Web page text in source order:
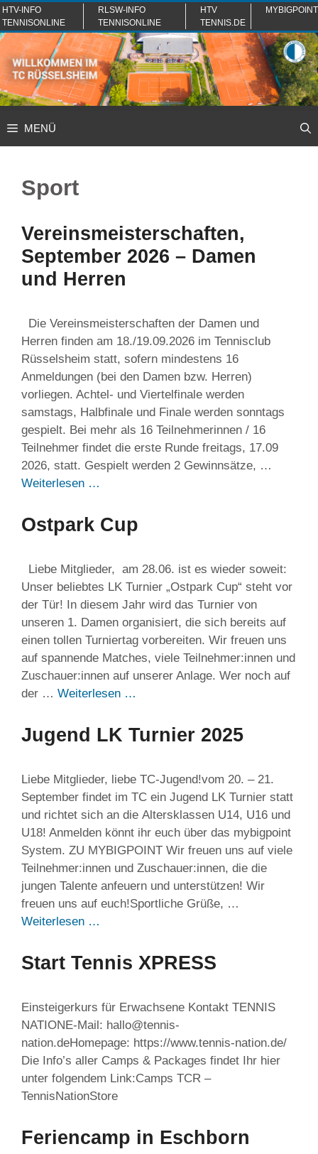
Zum
Inhalt
springen
HTV-INFO
TENNISONLINE
RLSW-INFO
TENNISONLINE
HTV
TENNIS.DE
MYBIGPOINT
MENÜ
Sport
Vereinsmeisterschaften,
September 2026 – Damen
und Herren
Die Vereinsmeisterschaften der Damen und
Herren finden am 18./19.09.2026 im Tennisclub
Rüsselsheim statt, sofern mindestens 16
Anmeldungen (bei den Damen bzw. Herren)
vorliegen. Achtel- und Viertelfinale werden
samstags, Halbfinale und Finale werden sonntags
gespielt. Bei mehr als 16 Teilnehmerinnen / 16
Teilnehmer findet die erste Runde freitags, 17.09
2026, statt. Gespielt werden 2 Gewinnsätze, …
Weiterlesen …
Ostpark Cup
Liebe Mitglieder, am 28.06. ist es wieder soweit:
Unser beliebtes LK Turnier „Ostpark Cup“ steht vor
der Tür! In diesem Jahr wird das Turnier von
unseren 1. Damen organisiert, die sich bereits auf
einen tollen Turniertag vorbereiten. Wir freuen uns
auf spannende Matches, viele Teilnehmer:innen und
Zuschauer:innen auf unserer Anlage. Wer noch auf
der … Weiterlesen …
Jugend LK Turnier 2025
Liebe Mitglieder, liebe TC-Jugend!vom 20. – 21.
September findet im TC ein Jugend LK Turnier statt
und richtet sich an die Altersklassen U14, U16 und
U18! Anmelden könnt ihr euch über das mybigpoint
System. ZU MYBIGPOINT Wir freuen uns auf viele
Teilnehmer:innen und Zuschauer:innen, die die
jungen Talente anfeuern und unterstützen! Wir
freuen uns auf euch!Sportliche Grüße, …
Weiterlesen …
Start Tennis XPRESS
Einsteigerkurs für Erwachsene Kontakt TENNIS
NATIONE-Mail: hallo@tennis-
nation.deHomepage: https://www.tennis-nation.de/
Die Info’s aller Camps & Packages findet Ihr hier
unter folgendem Link:Camps TCR –
TennisNationStore
Feriencamp in Eschborn